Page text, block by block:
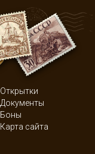
Открытки
Документы
Боны
Карта сайта